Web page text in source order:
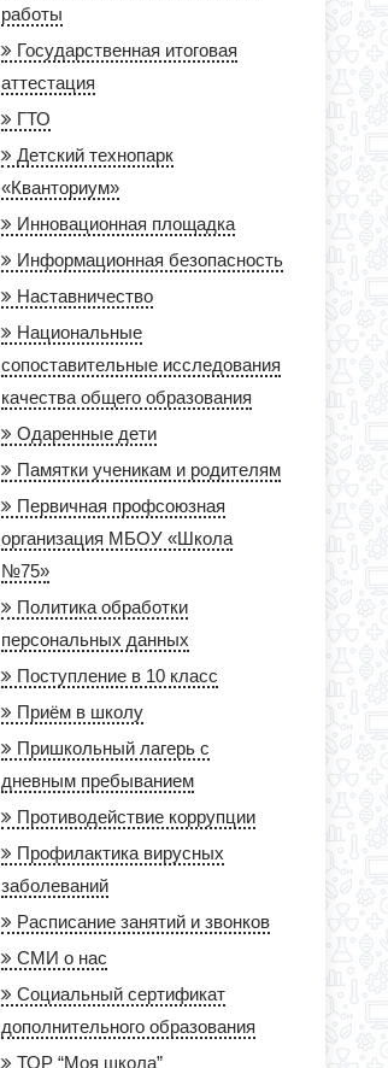
работы
Государственная итоговая
аттестация
ГТО
Детский технопарк
«Кванториум»
Инновационная площадка
Информационная безопасность
Наставничество
Национальные
сопоставительные исследования
качества общего образования
Одаренные дети
Памятки ученикам и родителям
Первичная профсоюзная
организация МБОУ «Школа
№75»
Политика обработки
персональных данных
Поступление в 10 класс
Приём в школу
Пришкольный лагерь с
дневным пребыванием
Противодействие коррупции
Профилактика вирусных
заболеваний
Расписание занятий и звонков
СМИ о нас
Социальный сертификат
дополнительного образования
ТОР “Моя школа”